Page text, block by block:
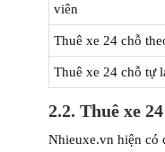
viên
Thuê xe 24 chỗ
Thuê xe 24 chỗ tự
2.2. Thuê xe
Nhieuxe.vn hiện có